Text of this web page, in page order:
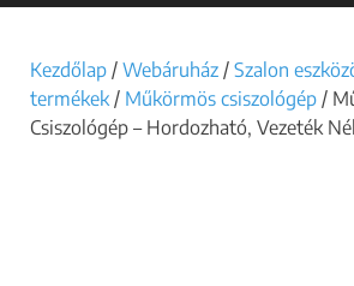
Kezdőlap / Webáruház / Szalon
termékek/ Műkörmös csiszológép /
Csiszológép – Hordozható, Vezeték